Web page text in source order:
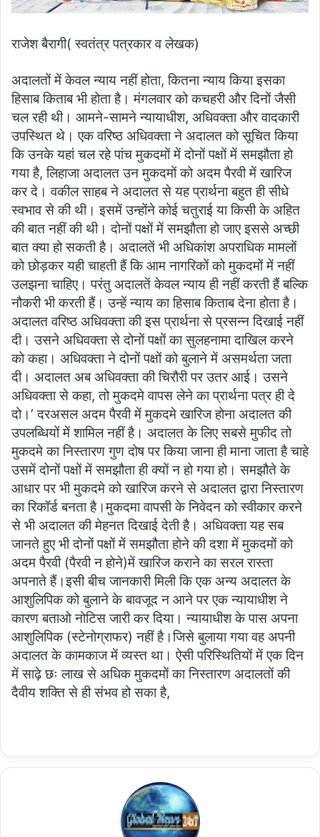
राजेश बैरागी( स्वतंत्र पत्रकार व लेखक)
अदालतों में केवल न्याय नहीं होता, कितना न्याय किया इसका
हिसाब किताब भी होता है। मंगलवार को कचहरी और दिनों जैसी
चल रही थी। आमने-सामने न्यायाधीश, अधिवक्ता और वादकारी
उपस्थित थे। एक वरिष्ठ अधिवक्ता ने अदालत को सूचित किया
कि उनके यहां चल रहे पांच मुकदमों में दोनों पक्षों में समझौता हो
गया है, लिहाजा अदालत उन मुकदमों को अदम पैरवी में खारिज
कर दे। वकील साहब ने अदालत से यह प्रार्थना बहुत ही सीधे
स्वभाव से की थी। इसमें उन्होंने कोई चतुराई या किसी के अहित
की बात नहीं की थी। दोनों पक्षों में समझौता हो जाए इससे अच्छी
बात क्या हो सकती है। अदालतें भी अधिकांश अपराधिक मामलों
को छोड़कर यही चाहती हैं कि आम नागरिकों को मुकदमों में नहीं
उलझना चाहिए। परंतु अदालतें केवल न्याय ही नहीं करती हैं बल्कि
नौकरी भी करती हैं। उन्हें न्याय का हिसाब किताब देना होता है।
अदालत वरिष्ठ अधिवक्ता की इस प्रार्थना से प्रसन्न दिखाई नहीं
दी। उसने अधिवक्ता से दोनों पक्षों का सुलहनामा दाखिल करने
को कहा। अधिवक्ता ने दोनों पक्षों को बुलाने में असमर्थता जता
दी। अदालत अब अधिवक्ता की चिरौरी पर उतर आई। उसने
अधिवक्ता से कहा, तो मुकदमे वापस लेने का प्रार्थना पत्र ही दे
दो।’ दरअसल अदम पैरवी में मुकदमे खारिज होना अदालत की
उपलब्धियों में शामिल नहीं है। अदालत के लिए सबसे मुफीद तो
मुकदमे का निस्तारण गुण दोष पर किया जाना ही माना जाता है चाहे
उसमें दोनों पक्षों में समझौता ही क्यों न हो गया हो। समझौते के
आधार पर भी मुकदमे को खारिज करने से अदालत द्वारा निस्तारण
का रिकॉर्ड बनता है।मुकदमा वापसी के निवेदन को स्वीकार करने
से भी अदालत की मेहनत दिखाई देती है। अधिवक्ता यह सब
जानते हुए भी दोनों पक्षों में समझौता होने की दशा में मुकदमों को
अदम पैरवी (पैरवी न होने)में खारिज कराने का सरल रास्ता
अपनाते हैं।इसी बीच जानकारी मिली कि एक अन्य अदालत के
आशुलिपिक को बुलाने के बावजूद न आने पर एक न्यायाधीश ने
कारण बताओ नोटिस जारी कर दिया। न्यायाधीश के पास अपना
आशुलिपिक (स्टेनोग्राफर) नहीं है।जिसे बुलाया गया वह अपनी
अदालत के कामकाज में व्यस्त था। ऐसी परिस्थितियों में एक दिन
में साढ़े छः लाख से अधिक मुकदमों का निस्तारण अदालतों की
दैवीय शक्ति से ही संभव हो सका है,